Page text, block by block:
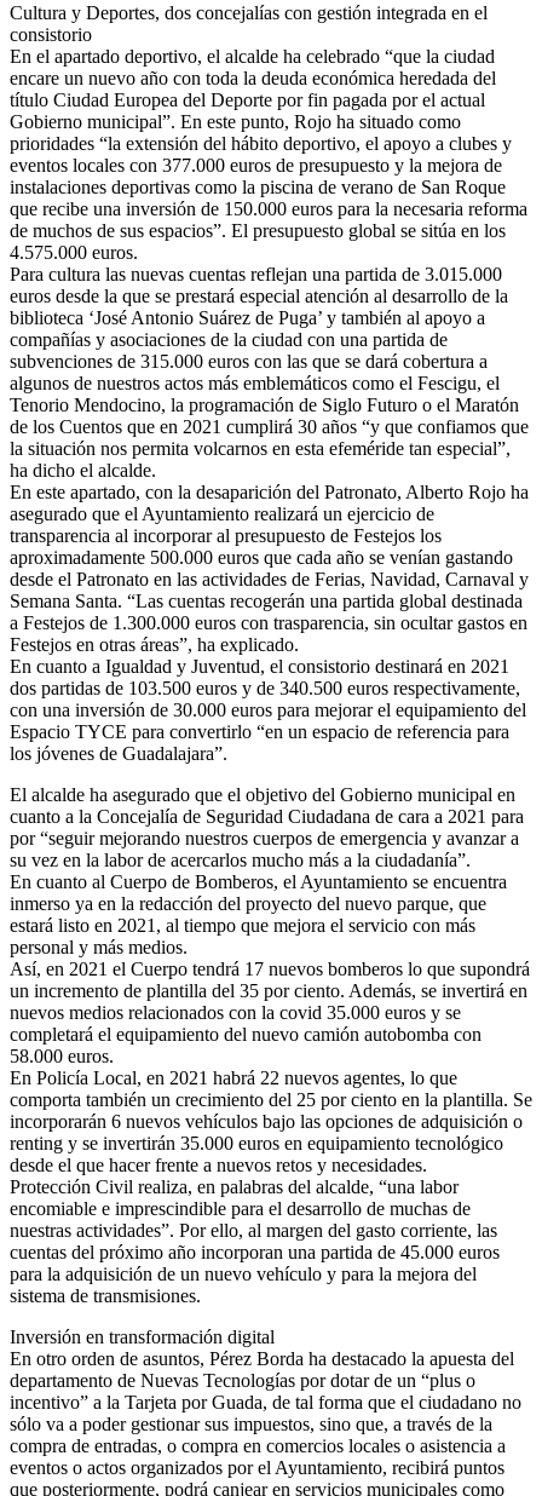
Cultura y Deportes, dos concejalías con gestión integrada en el
consistorio
En el apartado deportivo, el alcalde ha celebrado “que la ciudad
encare un nuevo año con toda la deuda económica heredada del
título Ciudad Europea del Deporte por fin pagada por el actual
Gobierno municipal”. En este punto, Rojo ha situado como
prioridades “la extensión del hábito deportivo, el apoyo a clubes y
eventos locales con 377.000 euros de presupuesto y la mejora de
instalaciones deportivas como la piscina de verano de San Roque
que recibe una inversión de 150.000 euros para la necesaria reforma
de muchos de sus espacios”. El presupuesto global se sitúa en los
4.575.000 euros.
Para cultura las nuevas cuentas reflejan una partida de 3.015.000
euros desde la que se prestará especial atención al desarrollo de la
biblioteca ‘José Antonio Suárez de Puga’ y también al apoyo a
compañías y asociaciones de la ciudad con una partida de
subvenciones de 315.000 euros con las que se dará cobertura a
algunos de nuestros actos más emblemáticos como el Fescigu, el
Tenorio Mendocino, la programación de Siglo Futuro o el Maratón
de los Cuentos que en 2021 cumplirá 30 años “y que confiamos que
la situación nos permita volcarnos en esta efeméride tan especial”,
ha dicho el alcalde.
En este apartado, con la desaparición del Patronato, Alberto Rojo ha
asegurado que el Ayuntamiento realizará un ejercicio de
transparencia al incorporar al presupuesto de Festejos los
aproximadamente 500.000 euros que cada año se venían gastando
desde el Patronato en las actividades de Ferias, Navidad, Carnaval y
Semana Santa. “Las cuentas recogerán una partida global destinada
a Festejos de 1.300.000 euros con trasparencia, sin ocultar gastos en
Festejos en otras áreas”, ha explicado.
En cuanto a Igualdad y Juventud, el consistorio destinará en 2021
dos partidas de 103.500 euros y de 340.500 euros respectivamente,
con una inversión de 30.000 euros para mejorar el equipamiento del
Espacio TYCE para convertirlo “en un espacio de referencia para
los jóvenes de Guadalajara”.
El alcalde ha asegurado que el objetivo del Gobierno municipal en
cuanto a la Concejalía de Seguridad Ciudadana de cara a 2021 para
por “seguir mejorando nuestros cuerpos de emergencia y avanzar a
su vez en la labor de acercarlos mucho más a la ciudadanía”.
En cuanto al Cuerpo de Bomberos, el Ayuntamiento se encuentra
inmerso ya en la redacción del proyecto del nuevo parque, que
estará listo en 2021, al tiempo que mejora el servicio con más
personal y más medios.
Así, en 2021 el Cuerpo tendrá 17 nuevos bomberos lo que supondrá
un incremento de plantilla del 35 por ciento. Además, se invertirá en
nuevos medios relacionados con la covid 35.000 euros y se
completará el equipamiento del nuevo camión autobomba con
58.000 euros.
En Policía Local, en 2021 habrá 22 nuevos agentes, lo que
comporta también un crecimiento del 25 por ciento en la plantilla. Se
incorporarán 6 nuevos vehículos bajo las opciones de adquisición o
renting y se invertirán 35.000 euros en equipamiento tecnológico
desde el que hacer frente a nuevos retos y necesidades.
Protección Civil realiza, en palabras del alcalde, “una labor
encomiable e imprescindible para el desarrollo de muchas de
nuestras actividades”. Por ello, al margen del gasto corriente, las
cuentas del próximo año incorporan una partida de 45.000 euros
para la adquisición de un nuevo vehículo y para la mejora del
sistema de transmisiones.
Inversión en transformación digital
En otro orden de asuntos, Pérez Borda ha destacado la apuesta del
departamento de Nuevas Tecnologías por dotar de un “plus o
incentivo” a la Tarjeta por Guada, de tal forma que el ciudadano no
sólo va a poder gestionar sus impuestos, sino que, a través de la
compra de entradas, o compra en comercios locales o asistencia a
eventos o actos organizados por el Ayuntamiento, recibirá puntos
que posteriormente, podrá canjear en servicios municipales como